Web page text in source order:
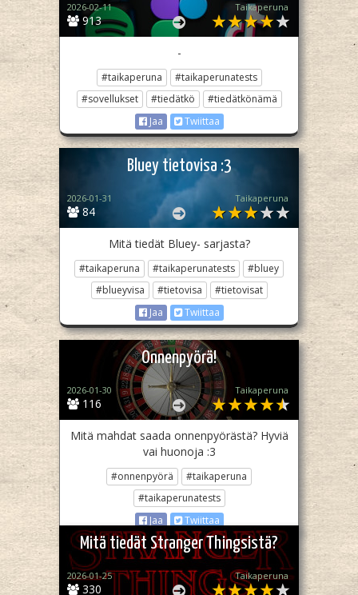
913
2026-02-11 Taikaperuna
-
#taikaperuna
#taikaperunatests
#sovellukset
#tiedätkö
#tiedätkönämä
Jaa
Twiittaa
Bluey tietovisa :3
84
2026-01-31 Taikaperuna
Mitä tiedät Bluey- sarjasta?
#taikaperuna #taikaperunatests
#bluey
#blueyvisa
#tietovisa
#tietovisat
Jaa
Twiittaa
Onnenpyörä!
116
2026-01-30 Taikaperuna
Mitä mahdat saada onnenpyörästä? Hyviä
vai huonoja :3
#onnenpyörä
#taikaperuna
#taikaperunatests
Jaa
Twiittaa
Mitä tiedät Stranger Thingsistä?
330
2026-01-25 Taikaperuna